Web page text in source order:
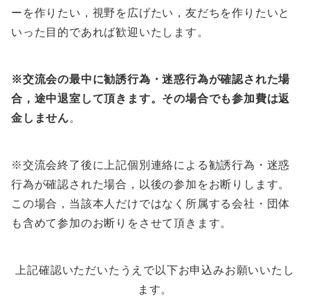
ーを作りたい，視野を広げたい，友だちを作りたいと
いった目的であれば歓迎いたします。
※交流会の最中に勧誘行為・迷惑行為が確認された場
合，途中退室して頂きます。その場合でも参加費は返
金しません。
※交流会終了後に上記個別連絡による勧誘行為・迷惑
行為が確認された場合，以後の参加をお断りします。
この場合，当該本人だけではなく所属する会社・団体
も含めて参加のお断りをさせて頂きます。
上記確認いただいたうえで以下お申込みお願いいたし
ます。